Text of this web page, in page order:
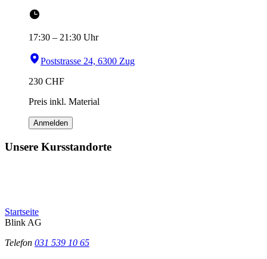
17:30 – 21:30 Uhr
Poststrasse 24, 6300 Zug
230 CHF
Preis inkl. Material
Anmelden
Unsere Kursstandorte
Startseite
Blink AG
Telefon 031 539 10 65